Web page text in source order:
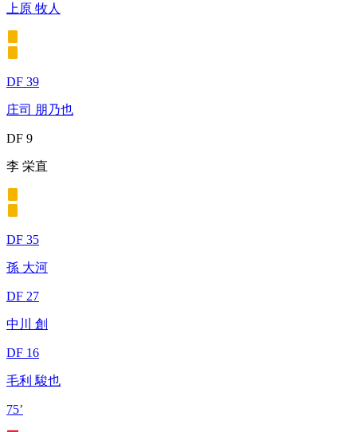
上原 牧人
DF 39
庄司 朋乃也
DF 9
李 栄直
DF 35
孫 大河
DF 27
中川 創
DF 16
毛利 駿也
75’